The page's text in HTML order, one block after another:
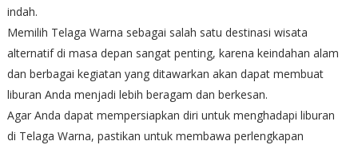
indah.
Memilih Telaga Warna sebagai salah satu destinasi wisata
alternatif di masa depan sangat penting, karena keindahan alam
dan berbagai kegiatan yang ditawarkan akan dapat membuat
liburan Anda menjadi lebih beragam dan berkesan.
Agar Anda dapat mempersiapkan diri untuk menghadapi liburan
di Telaga Warna, pastikan untuk membawa perlengkapan